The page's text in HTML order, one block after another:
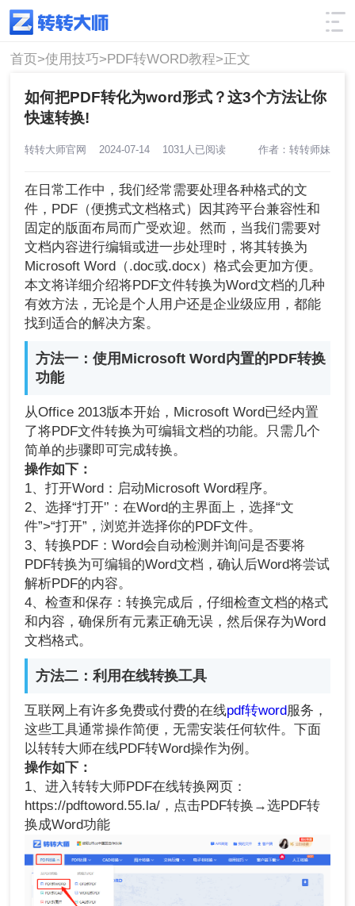
使用技巧 筛选
首页>使用技巧>PDF转WORD教程>正文
如何把PDF转化为word形式？这3个方法让你
快速转换!
转转大师官网 2024-07-14 1031人已阅读 作者：转转师妹
在日常工作中，我们经常需要处理各种格式的文
件，PDF（便携式文档格式）因其跨平台兼容性和
固定的版面布局而广受欢迎。然而，当我们需要对
文档内容进行编辑或进一步处理时，将其转换为
Microsoft Word（.doc或.docx）格式会更加方便。
本文将详细介绍将PDF文件转换为Word文档的几种
有效方法，无论是个人用户还是企业级应用，都能
找到适合的解决方案。
方法一：使用Microsoft Word内置的PDF转换
功能
从Office 2013版本开始，Microsoft Word已经内置
了将PDF文件转换为可编辑文档的功能。只需几个
简单的步骤即可完成转换。
操作如下：
1、打开Word：启动Microsoft Word程序。
2、选择“打开'’：在Word的主界面上，选择“文
件”>“打开”，浏览并选择你的PDF文件。
3、转换PDF：Word会自动检测并询问是否要将
PDF转换为可编辑的Word文档，确认后Word将尝试
解析PDF的内容。
4、检查和保存：转换完成后，仔细检查文档的格式
和内容，确保所有元素正确无误，然后保存为Word
文档格式。
方法二：利用在线转换工具
互联网上有许多免费或付费的在线pdf转word服务，
这些工具通常操作简便，无需安装任何软件。下面
以转转大师在线PDF转Word操作为例。
操作如下：
1、进入转转大师PDF在线转换网页：
https://pdftoword.55.la/，点击PDF转换→选PDF转
换成Word功能